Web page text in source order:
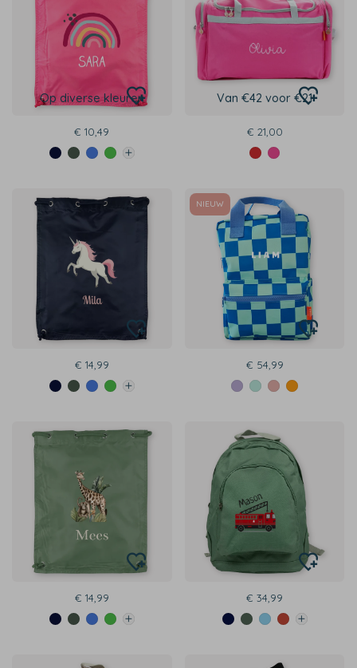
Op diverse kleuren
€ 10,49
Van €42 voor €21
€ 21,00
€ 14,99
NIEUW
€ 54,99
€ 14,99 € 34,99